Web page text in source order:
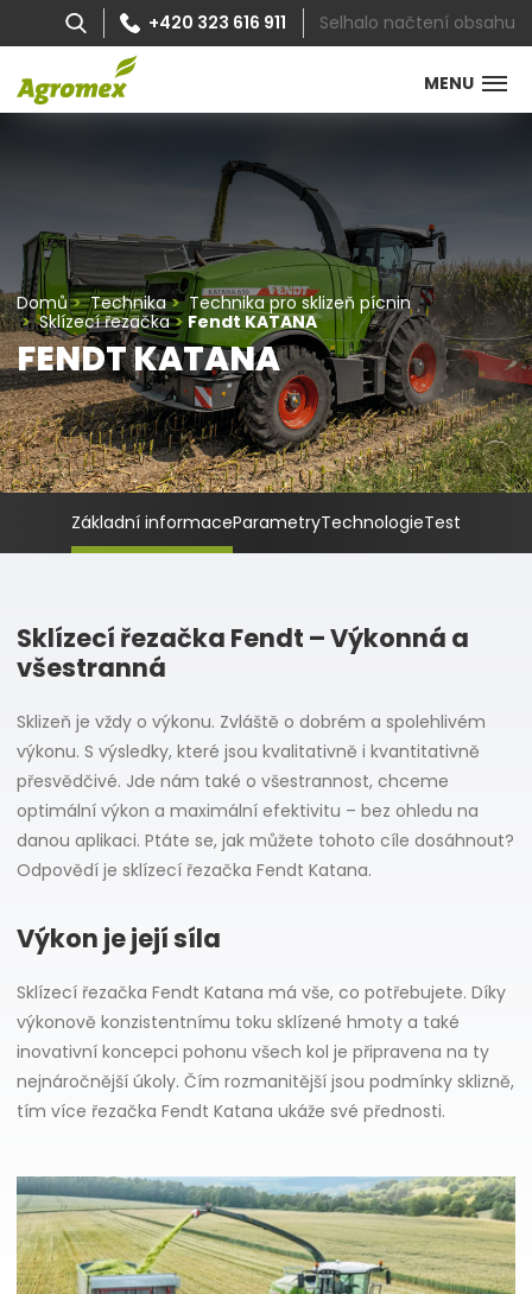
MENU
+420 323 616 911 Selhalo načtení obsahu
Domů Technika
Technika pro sklizeň pícnin
Sklízecí řezačka
Fendt KATANA
FENDT KATANA
Základní informaceParametryTechnologieTest
Sklízecí řezačka Fendt – Výkonná a
všestranná
Sklizeň je vždy o výkonu. Zvláště o dobrém a spolehlivém
výkonu. S výsledky, které jsou kvalitativně i kvantitativně
přesvědčivé. Jde nám také o všestrannost, chceme
optimální výkon a maximální efektivitu – bez ohledu na
danou aplikaci. Ptáte se, jak můžete tohoto cíle dosáhnout?
Odpovědí je sklízecí řezačka Fendt Katana.
Výkon je její síla
Sklízecí řezačka Fendt Katana má vše, co potřebujete. Díky
výkonově konzistentnímu toku sklízené hmoty a také
inovativní koncepci pohonu všech kol je připravena na ty
nejnáročnější úkoly. Čím rozmanitější jsou podmínky sklizně,
tím více řezačka Fendt Katana ukáže své přednosti.